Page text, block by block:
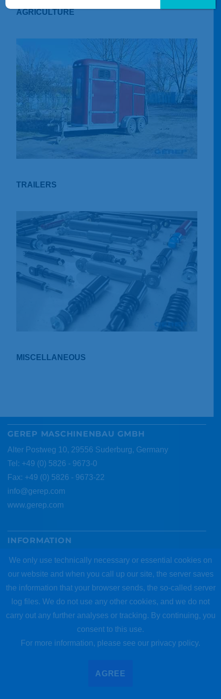
AGRICULTURE
TRAILERS
MISCELLANEOUS
We only use technically necessary or essential cookies on
our website and when you call up our site, the server saves
the information that your browser sends, the so-called server
log files. We do not use any other cookies, and we do not
carry out any further analyses or tracking. By continuing, you
consent to this use.
For more information, please see our privacy policy.
AGREE
GEREP MASCHINENBAU GMBH
Alter Postweg 10, 29556 Suderburg, Germany
Tel: +49 (0) 5826 - 9673-0
Fax: +49 (0) 5826 - 9673-22
info@gerep.com
www.gerep.com
INFORMATION
LEGAL NOTICE
PRIVACY POLICY
SEARCH ENGINE
Search
Copyright © 2026 GEREP Maschinenbau GmbH | Last